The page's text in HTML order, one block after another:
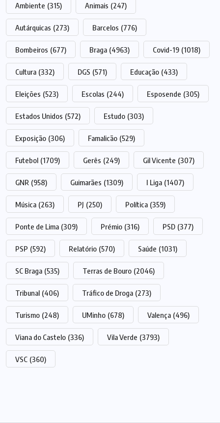
Ambiente (315) Animais (247)
Autárquicas (273) Barcelos (776)
Bombeiros (677) Braga (4963) Covid-19 (1018)
Cultura (332) DGS (571) Educação (433)
Eleições (523) Escolas (244) Esposende (305)
Estados Unidos (572) Estudo (303)
Exposição (306) Famalicão (529)
Futebol (1709) Gerês (249) Gil Vicente (307)
GNR (958) Guimarães (1309) I Liga (1407)
Música (263) PJ (250) Política (359)
Ponte de Lima (309) Prémio (316) PSD (377)
PSP (592) Relatório (570) Saúde (1031)
SC Braga (535) Terras de Bouro (2046)
Tribunal (406) Tráfico de Droga (273)
Turismo (248) UMinho (678) Valença (496)
Viana do Castelo (336) Vila Verde (3793)
VSC (360)